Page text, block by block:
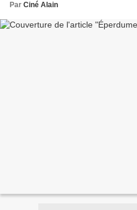
Par Ciné Alain